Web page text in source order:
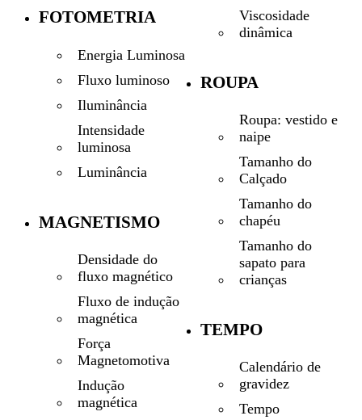
FOTOMETRIA
Energia Luminosa
Fluxo luminoso
Iluminância
Intensidade
luminosa
Luminância
MAGNETISMO
Densidade do
fluxo magnético
Fluxo de indução
magnética
Força
Magnetomotiva
Indução
magnética
Viscosidade
dinâmica
ROUPA
Roupa: vestido e
naipe
Tamanho do
Calçado
Tamanho do
chapéu
Tamanho do
sapato para
crianças
TEMPO
Calendário de
gravidez
Tempo